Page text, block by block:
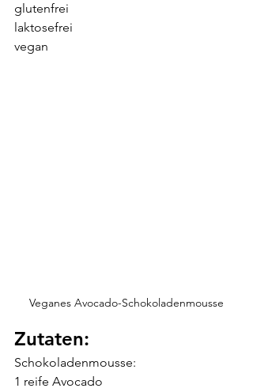
glutenfrei
laktosefrei
vegan
Veganes Avocado-Schokoladenmousse
Zutaten:
Schokoladenmousse:
1 reife Avocado